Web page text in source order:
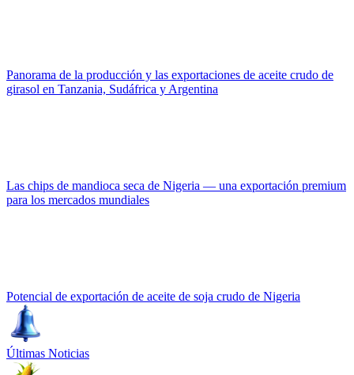
Panorama de la producción y las exportaciones de aceite crudo de
girasol en Tanzania, Sudáfrica y Argentina
Las chips de mandioca seca de Nigeria — una exportación premium
para los mercados mundiales
Potencial de exportación de aceite de soja crudo de Nigeria
Últimas Noticias